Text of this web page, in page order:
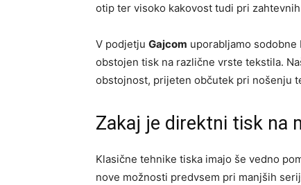
otip ter visoko kakovost tudi pri
V podjetju Gajcom uporabljamo
obstojen tisk na različne vrste tekstila.
obstojnost, prijeten občutek pri nošenju
Zakaj je direktni tisk na
Klasične tehnike tiska imajo še vedno
nove možnosti predvsem pri manjših